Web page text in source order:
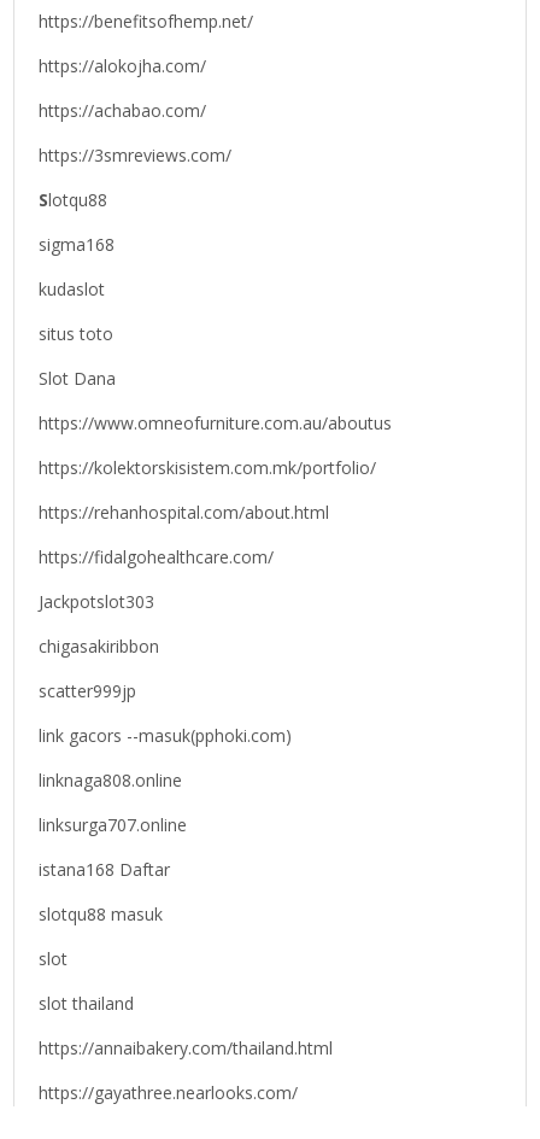
https://benefitsofhemp.net/
https://alokojha.com/
https://achabao.com/
https://3smreviews.com/
Slotqu88
sigma168
kudaslot
situs toto
Slot Dana
https://www.omneofurniture.com.au/aboutus
https://kolektorskisistem.com.mk/portfolio/
https://rehanhospital.com/about.html
https://fidalgohealthcare.com/
Jackpotslot303
chigasakiribbon
scatter999jp
link gacors --masuk(pphoki.com)
linknaga808.online
linksurga707.online
istana168 Daftar
slotqu88 masuk
slot
slot thailand
https://annaibakery.com/thailand.html
https://gayathree.nearlooks.com/